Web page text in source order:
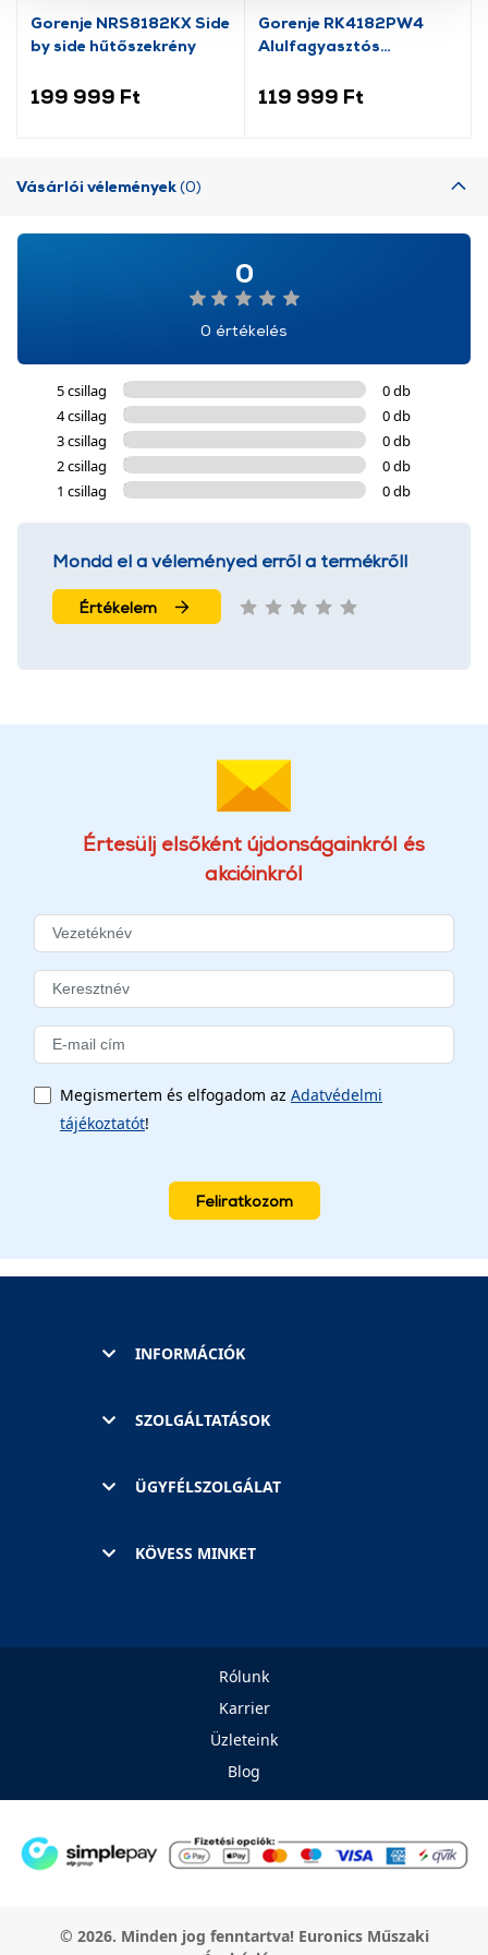
használatával Ön elfogadja a cookie-k használatát.
További információk:ÁSZF ésAdatvédelem
Gorenje NRS8182KX Side
by side hűtőszekrény
199 999 Ft
Gorenje RK4182PW4
Alulfagyasztós
119 999 Ft
Vásárlói vélemények(0)
0
0 értékelés
5 csillag
0 db
4 csillag
0 db
3 csillag
0 db
2 csillag
0 db
1 csillag
0 db
Mondd el a véleményed erről a termékről!
Értékelem
Értesülj elsőként újdonságainkról és
akcióinkról
Megismertem és elfogadom az Adatvédelmi
tájékoztatót!
Feliratkozom
INFORMÁCIÓK
SZOLGÁLTATÁSOK
ÜGYFÉLSZOLGÁLAT
KÖVESS MINKET
Rólunk
Karrier
Üzleteink
Blog
© 2026. Minden jog fenntartva! Euronics Műszaki